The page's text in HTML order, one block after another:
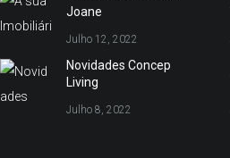
Joane
Julho 12, 2022
Novidades Concep
Living
Julho 8, 2022